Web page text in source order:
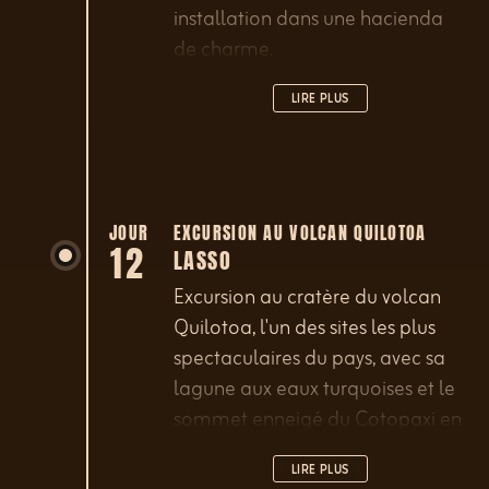
installation dans une hacienda
de charme.
LIRE PLUS
JOUR
12
EXCURSION AU VOLCAN QUILOTOA
LASSO
Excursion au cratère du volcan
Quilotoa, l'un des sites les plus
spectaculaires du pays, avec sa
lagune aux eaux turquoises et le
sommet enneigé du Cotopaxi en
toile de fond... Possibilité de
descendre à pied vers sa lagune
LIRE PLUS